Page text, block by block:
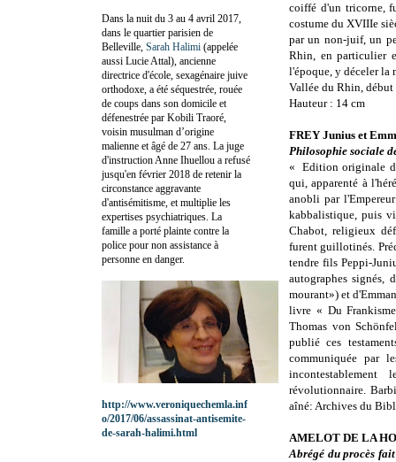
coiffé d'un tricorne,
costume du XVIIIe
par un non-juif, un
Rhin, en particulier
l'époque, y déceler la
Vallée du Rhin,
Hauteur : 14 cm
FREY Junius et
Philosophie sociale
«Edition originale
qui, apparenté à
anobli par
kabbalistique, puis
Chabot, religieux
furent guillotinés.
tendre fils Peppi-
autographes signés,
mourant») et
livre « Du
Thomas von
publié ces
communiquée par
révolutionnaire.
aîné: Archives du
AMELOT DE LA
Abrégé du procès
Dans la nuit du 3 au 4 avril 2017,
dans le quartier parisien de
Belleville, Sarah Halimi (appelée
aussi Lucie Attal), ancienne
directrice d'école, sexagénaire juive
orthodoxe, a été séquestrée, rouée
de coups dans son domicile et
défenestrée par Kobili Traoré,
voisin musulman d’origine
malienne et âgé de 27 ans. La juge
d'instruction Anne Ihuellou a refusé
jusqu'en février 2018 de retenir la
circonstance aggravante
d'antisémitisme, et multiplie les
expertises psychiatriques. La
famille a porté plainte contre la
police pour non assistance à
personne en danger.
http://www.veroniquechemla.inf
o/2017/06/assassinat-antisemite-
de-sarah-halimi.html